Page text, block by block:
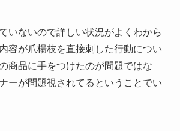
いないので詳しい状況がよくわから
容が爪楊枝を直接刺した行動につい
商品に手をつけたのが問題ではな
ーが問題視されてるということでい